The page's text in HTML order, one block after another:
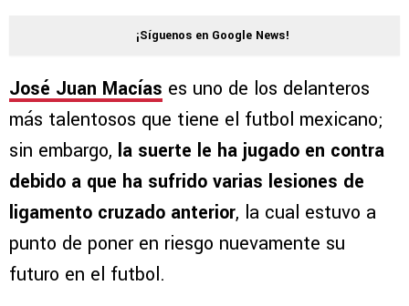
¡Síguenos en Google News!
José Juan Macías es uno de los delanteros
más talentosos que tiene el futbol mexicano;
sin embargo, la suerte le ha jugado en contra
debido a que ha sufrido varias lesiones de
ligamento cruzado anterior, la cual estuvo a
punto de poner en riesgo nuevamente su
futuro en el futbol.